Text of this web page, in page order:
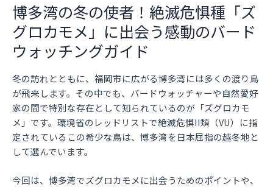
博多湾の冬の使者！絶滅危惧種「ズ
グロカモメ」に出会う感動のバード
ウォッチングガイド
冬の訪れとともに、福岡市に広がる博多湾には多くの渡り鳥
が飛来します。その中でも、バードウォッチャーや自然愛好
家の間で特別な存在として知られているのが「ズグロカモ
メ」です。環境省のレッドリストで絶滅危惧II類（VU）に指
定されているこの希少な鳥は、博多湾を日本屈指の越冬地と
して選んでいます。
今回は、博多湾でズグロカモメに出会うためのポイントや、